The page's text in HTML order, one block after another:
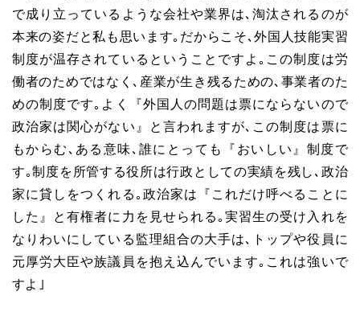
で成り立っているような会社や業界は､淘汰されるのが
本来の姿だと私も思います｡だからこそ､外国人技能実習
制度が温存されているということですよ｡この制度は労
働者のためではなく､産業が生き残るための､事業者のた
めの制度です｡よく『外国人の問題は票にならないので
政治家は関心がない』と言われますが､この制度は票に
もからむ､ある意味､誰にとっても『おいしい』制度で
す｡制度を所管する役所は行政としての実績を残し､政治
家に貸しをつくれる｡政治家は『これだけ呼べることに
した』と有権者に力を見せられる｡実習生の受け入れを
なりわいにしている監理組合の大手は､トップや役員に
元厚労大臣や族議員を抱え込んでいます｡これは強いで
すよ｣